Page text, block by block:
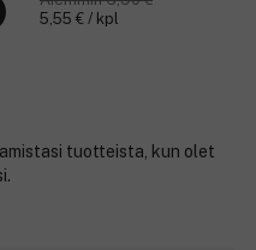
5,55 € / kpl
tuotteista, kun olet